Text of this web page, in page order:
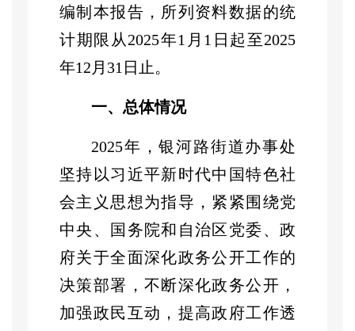
编制本报告，所列资料数据的统
计期限从2025年1 月 1 日起至2025
年12 月 31 日止。
一、总体情况
2025年，银河路街道办事处
坚持以习近平新时代中国特色社
会主义思想为指导，紧紧围绕党
中央、国务院和自治区党委、政
府关于全面深化政务公开工作的
决策部署，不断深化政务公开，
加强政民互动，提高政府工作透